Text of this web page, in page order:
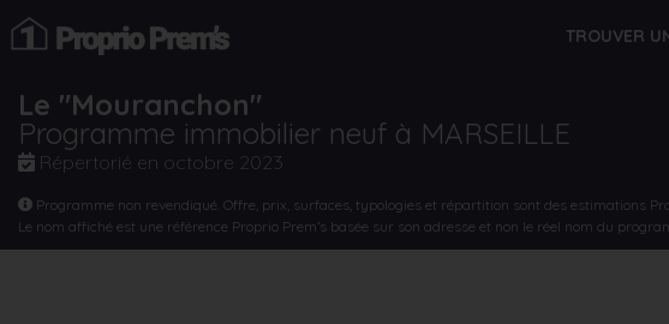
TROUVER
Le "Mouranchon"
Programme immobilier neuf à MARSEILLE
Répertorié en octobre 2023
Programme non revendiqué. Offre, prix, surfaces, typologies et répartition sont des estimations
Le nom affiché est une référence Proprio Prem’s basée sur son adresse et non le réel nom du